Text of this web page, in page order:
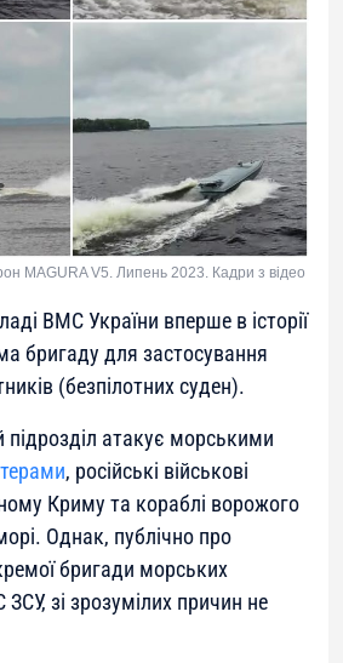
MAGURA V5. Липень 2023. Кадри з відео
ВМС України вперше в історії
бригаду для застосування
(безпілотних суден).
підрозділ атакує морськими
, російські військові
Криму та кораблі ворожого
Однак, публічно про
бригади морських
зі зрозумілих причин не